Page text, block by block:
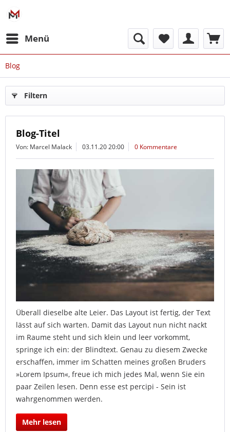
Menü
Blog
Filtern
Blog-Titel
Von: Marcel Malack 03.11.20 20:00 0 Kommentare
Überall dieselbe alte Leier. Das Layout ist fertig, der Text
lässt auf sich warten. Damit das Layout nun nicht nackt
im Raume steht und sich klein und leer vorkommt,
springe ich ein: der Blindtext. Genau zu diesem Zwecke
erschaffen, immer im Schatten meines großen Bruders
»Lorem Ipsum«, freue ich mich jedes Mal, wenn Sie ein
paar Zeilen lesen. Denn esse est percipi - Sein ist
wahrgenommen werden.
Mehr lesen